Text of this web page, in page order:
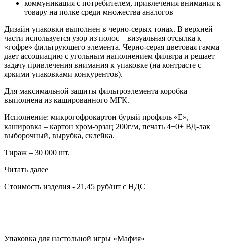
коммуникация с потребителем, привлечения внимания к
товару на полке среди множества аналогов
Дизайн упаковки выполнен в черно-серых тонах. В верхней
части используется узор из полос – визуальная отсылка к
«гофре» фильтрующего элемента. Черно-серая цветовая гамма
дает ассоциацию с угольным наполнением фильтра и решает
задачу привлечения внимания к упаковке (на контрасте с
яркими упаковками конкурентов).
Для максимальной защиты фильтроэлемента коробка
выполнена из кашированного МГК.
Исполнение: микрогофрокартон бурый профиль «Е»,
кашировка – картон хром-эрзац 200г/м, печать 4+0+ ВД-лак
выборочный, вырубка, склейка.
Тираж – 30 000 шт.
Читать далее
Стоимость изделия - 21,45 руб/шт с НДС
Упаковка для настольной игры «Мафия»